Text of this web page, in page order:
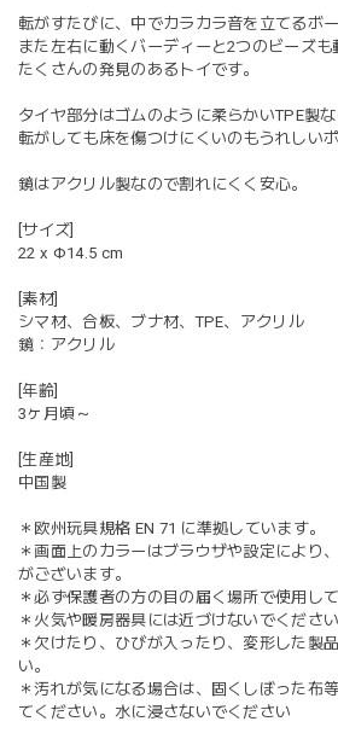
転がすたびに、中でカラカラ音を立てるボー
また左右に動くバーディーと2つのビーズも
たくさんの発見のあるトイです。
タイヤ部分はゴムのように柔らかいTPE製な
転がしても床を傷つけにくいのもうれしいポ
鏡はアクリル製なので割れにくく安心。
[サイズ]
22 x Φ14.5 cm
[素材]
シマ材、合板、ブナ材、TPE、アクリル
鏡：アクリル
[年齢]
3ヶ月頃～
[生産地]
中国製
＊欧州玩具規格 EN 71 に準拠しています。
＊画面上のカラーはブラウザや設定により
がございます。
＊必ず保護者の方の目の届く場所で使用して
＊火気や暖房器具には近づけないでください
＊欠けたり、ひびが入ったり、変形した製
い。
＊汚れが気になる場合は、固くしぼった布
てください。水に浸さないでください